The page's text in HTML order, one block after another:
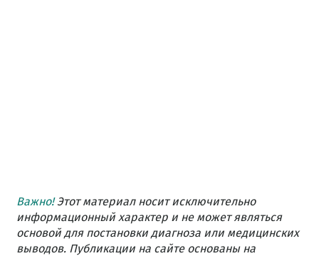
Важно!Этот материал носит исключительно
информационный характер и не может являться
основой для постановки диагноза или медицинских
выводов. Публикации на сайте основаны на